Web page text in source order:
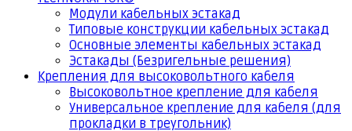
Модули кабельных эстакад
Типовые конструкции кабельных эстакад
Основные элементы кабельных эстакад
Эстакады (Безригельные решения)
Крепления для высоковольтного кабеля
Высоковольтное крепление для кабеля
Универсальное крепление для кабеля (для
прокладки в треугольник)